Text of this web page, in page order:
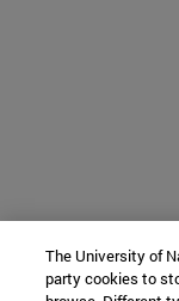
The University of
party cookies to